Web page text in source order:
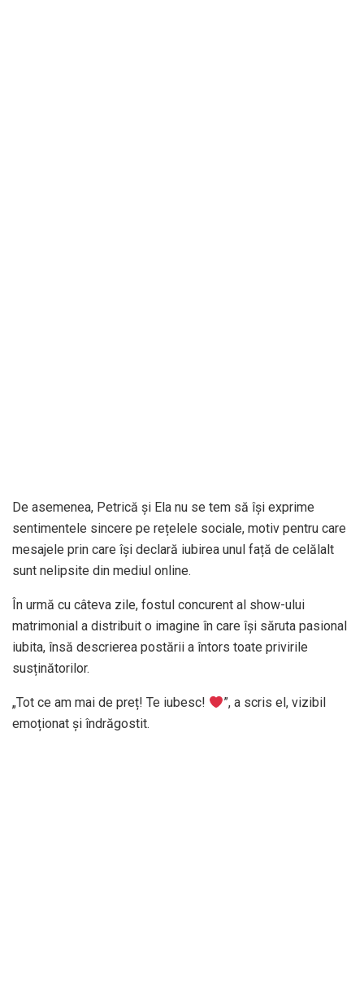
De asemenea, Petrică și Ela nu se tem să își exprime
sentimentele sincere pe rețelele sociale, motiv pentru care
mesajele prin care își declară iubirea unul față de celălalt
sunt nelipsite din mediul online.
În urmă cu câteva zile, fostul concurent al show-ului
matrimonial a distribuit o imagine în care își săruta pasional
iubita, însă descrierea postării a întors toate privirile
susținătorilor.
„Tot ce am mai de preț! Te iubesc!
”, a scris el, vizibil
emoționat și îndrăgostit.